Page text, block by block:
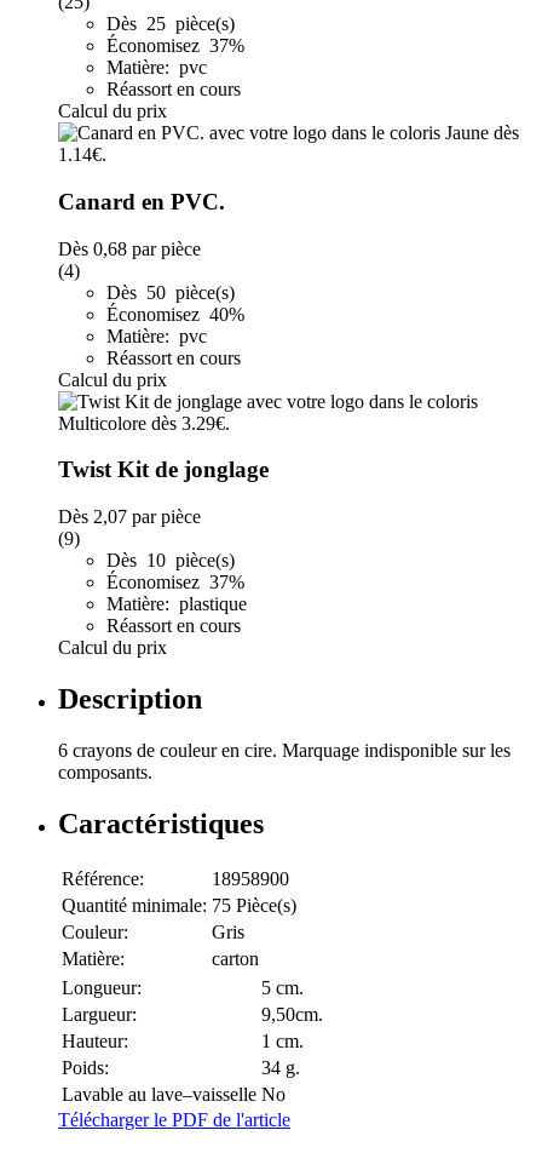
Dès 25 pièce(s)
Économisez 37%
Matière: pvc
Réassort en cours
Calcul du prix
Canard en PVC.
Dès 0,68 par pièce
(4)
Dès 50 pièce(s)
Économisez 40%
Matière: pvc
Réassort en cours
Calcul du prix
Twist Kit de jonglage
Dès 2,07 par pièce
(9)
Dès 10 pièce(s)
Économisez 37%
Matière: plastique
Réassort en cours
Calcul du prix
Description
6 crayons de couleur en cire. Marquage indisponible sur les
composants.
Caractéristiques
Référence:
18958900
Quantité minimale: 75 Pièce(s)
Couleur:
Gris
Matière:
carton
Longueur:
5 cm.
Largueur:
9,50cm.
Hauteur:
1 cm.
Poids:
34 g.
Lavable au lave–vaisselle No
Télécharger le PDF de l'article